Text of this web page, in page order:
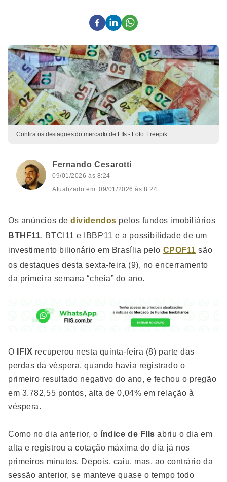
Confira os destaques do mercado de FIIs - Foto: Freepik
Fernando Cesarotti
09/01/2026 às 8:24
Atualizado em: 09/01/2026 às 8:24
Os anúncios dedividendos pelos fundos imobiliários
BTHF11, BTCI11 e IBBP11 e a possibilidade de um
investimento bilionário em Brasília pelo CPOF11 são
os destaques desta sexta-feira (9), no encerramento
da primeira semana “cheia” do ano.
O IFIX recuperou nesta quinta-feira (8) parte das
perdas da véspera, quando havia registrado o
primeiro resultado negativo do ano, e fechou o pregão
em 3.782,55 pontos, alta de 0,04% em relação à
véspera.
Como no dia anterior, o índice de FIIs abriu o dia em
alta e registrou a cotação máxima do dia já nos
primeiros minutos. Depois, caiu, mas, ao contrário da
sessão anterior, se manteve quase o tempo todo